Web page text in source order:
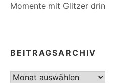
Momente mit Glitzer drin
BEITRAGSARCHIV
Beitragsarchiv